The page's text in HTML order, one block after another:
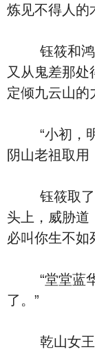
炼见不得人的
钰筱和鸿祯
又从鬼差那处
定倾九云山的
“小初，明
阴山老祖取用
钰筱取了道
头上，威胁道
必叫你生不如
“堂堂蓝华
了。”
乾山女王满